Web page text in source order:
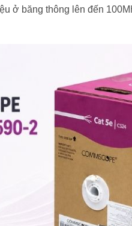
ở băng thông lên đến